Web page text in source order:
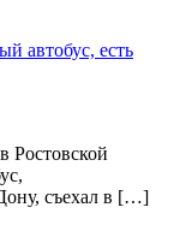
автобус, есть
Ростовской
съехал в […]